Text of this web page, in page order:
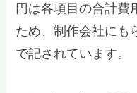
円は各項目の合計費
ため、制作会社にも
で記されています。